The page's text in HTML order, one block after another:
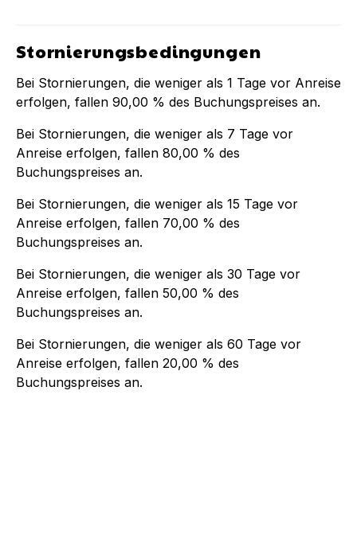
Stornierungsbedingungen
Bei Stornierungen, die weniger als 1 Tage vor Anreise
erfolgen, fallen 90,00 % des Buchungspreises an.
Bei Stornierungen, die weniger als 7 Tage vor
Anreise erfolgen, fallen 80,00 % des
Buchungspreises an.
Bei Stornierungen, die weniger als 15 Tage vor
Anreise erfolgen, fallen 70,00 % des
Buchungspreises an.
Bei Stornierungen, die weniger als 30 Tage vor
Anreise erfolgen, fallen 50,00 % des
Buchungspreises an.
Bei Stornierungen, die weniger als 60 Tage vor
Anreise erfolgen, fallen 20,00 % des
Buchungspreises an.